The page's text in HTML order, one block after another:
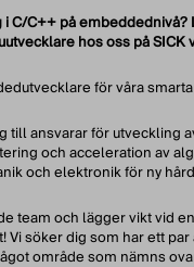
i C/C++ på
hos oss på SICK
för våra
till ansvarar för utveckling
och acceleration av
och elektronik för ny
team och lägger vikt vid
Vi söker dig som har ett
område som nämns